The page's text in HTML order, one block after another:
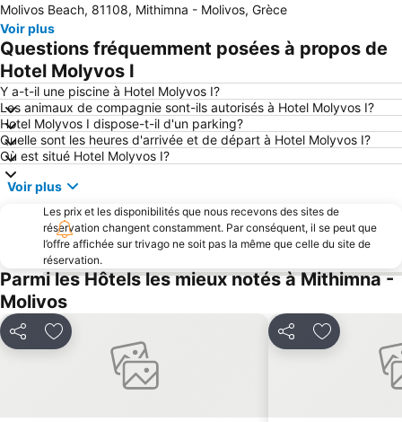
Badavut Beach
Molyvos Castle
Skala Eresou
Castle of Mytilini
Agios Isidoros
Molivos Beach, 81108, Mithimna - Molivos, Grèce
Voir plus
Questions fréquemment posées à propos de
Hotel Molyvos I
Y a-t-il une piscine à Hotel Molyvos I?
Les animaux de compagnie sont-ils autorisés à Hotel Molyvos I?
Hotel Molyvos I dispose-t-il d'un parking?
Quelle sont les heures d'arrivée et de départ à Hotel Molyvos I?
Où est situé Hotel Molyvos I?
Voir plus
Les prix et les disponibilités que nous recevons des sites de
réservation changent constamment. Par conséquent, il se peut que
l’offre affichée sur trivago ne soit pas la même que celle du site de
réservation.
Parmi les Hôtels les mieux notés à Mithimna -
Molivos
PartagerAjouter à mes favoris PartagerAjouter à